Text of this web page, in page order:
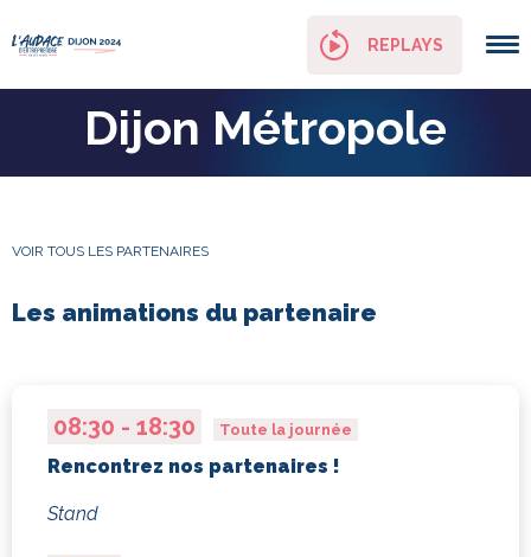
REPLAYS
Dijon Métropole
VOIR TOUS LES PARTENAIRES
Les animations du partenaire
08:30 - 18:30 Toute la journée
Rencontrez nos partenaires !
Stand